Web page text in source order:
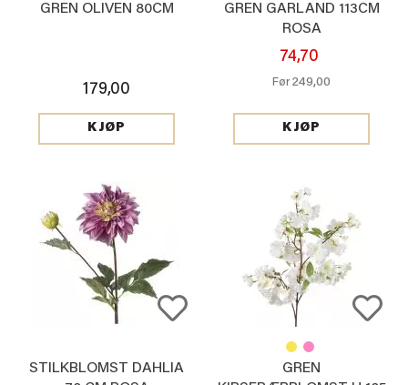
GREN OLIVEN 80CM
179,00
KJØP
GREN GARLAND 113CM
ROSA
74,70
Før249,00
KJØP
STILKBLOMST DAHLIA
GREN